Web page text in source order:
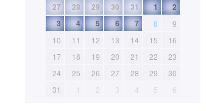
27
28 29 30 31 1
2
3
4 5 6 7 8
9
10
11 12 13 14 15
16
17
18 19 20 21 22
23
24
25 26 27 28 29
30
31
1 2 3 4 5 6